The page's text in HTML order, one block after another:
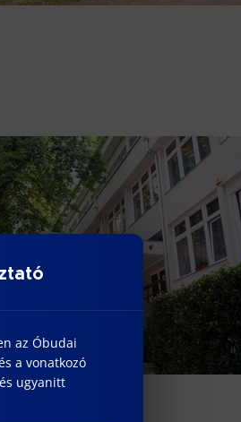
az Óbudai
a vonatkozó
ugyanitt